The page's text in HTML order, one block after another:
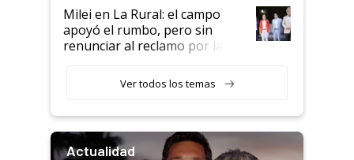
Milei en La Rural: el campo
apoyó el rumbo, pero sin
renunciar al reclamo por las
Ver todos los temas
Actualidad